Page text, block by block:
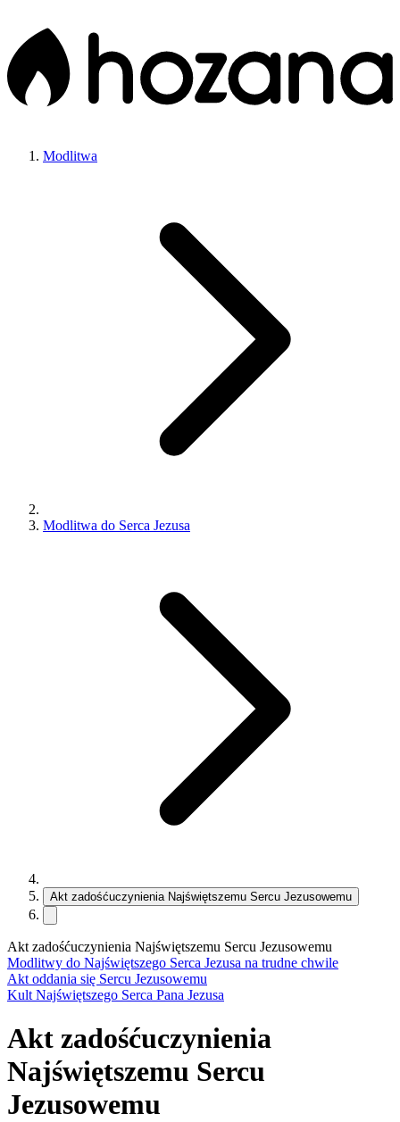
Modlitwa
Modlitwa do Serca Jezusa
Akt zadośćuczynienia Najświętszemu Sercu Jezusowemu
Akt zadośćuczynienia Najświętszemu Sercu Jezusowemu
Modlitwy do Najświętszego Serca Jezusa na trudne chwile
Akt oddania się Sercu Jezusowemu
Kult Najświętszego Serca Pana Jezusa
Akt zadośćuczynienia
Najświętszemu Sercu
Jezusowemu